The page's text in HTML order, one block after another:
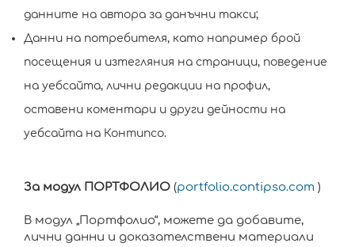
данните на автора за данъчни такси;
Данни на потребителя, като например брой
посещения и изтегляния на страници, поведение
на уебсайта, лични редакции на профил,
оставени коментари и други дейности на
уебсайта на Контипсо.
За модул ПОРТФОЛИО (portfolio.contipso.com )
В модул „Портфолио“, можете да добавите,
лични данни и доказателствени материали